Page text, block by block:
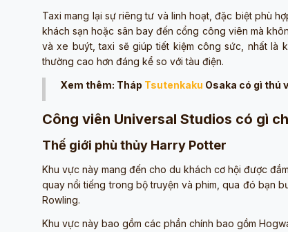
Taxi mang lại sự riêng tư và linh hoạt, đặc biệt phù
khách sạn hoặc sân bay đến cổng công viên mà
và xe buýt, taxi sẽ giúp tiết kiệm công sức, nhất là
thường cao hơn đáng kể so với tàu điện.
Xem thêm: Tháp Tsutenkaku Osaka có gì thú
Công viên Universal Studios có gì
Thế giới phù thủy Harry Potter
Khu vực này mang đến cho du khách cơ hội được
quay nổi tiếng trong bộ truyện và phim, qua đó bạn
Rowling.
Khu vực này bao gồm các phần chính bao gồm